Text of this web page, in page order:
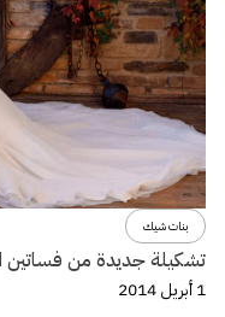
بنات شيك
تشكيلة جديدة من
1 أبريل 2014